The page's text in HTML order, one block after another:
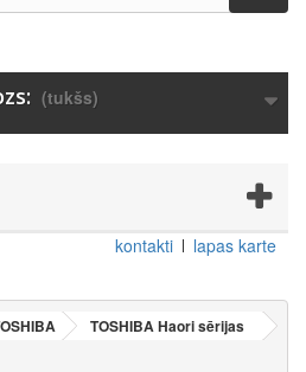
(tukšs)
kontakti lapas karte
TOSHIBA Haori sērijas